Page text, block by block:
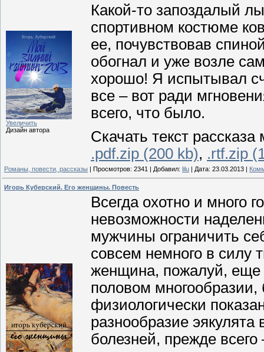
Увеличить
Дизайн автора
Какой-то запоздалый
спортивном костюме
ее, почувствовав
обогнал и уже возле
хорошо! Я испытывал
все – вот ради
всего, что было.
Скачать текст
.pdf.zip (200 kb), .rtf.zip
Романы, повести, рассказы Просмотров: 2341 Добавил: lilu Дата: 23.03.2013
Игорь Куберский. Его женщины. Повесть
Всегда охотно и много
невозможности
мужчины ограничить
совсем немного в силу
женщина, пожалуй, еще
половом многообразии,
физиологически
разнообразие эякулята
болезней, прежде